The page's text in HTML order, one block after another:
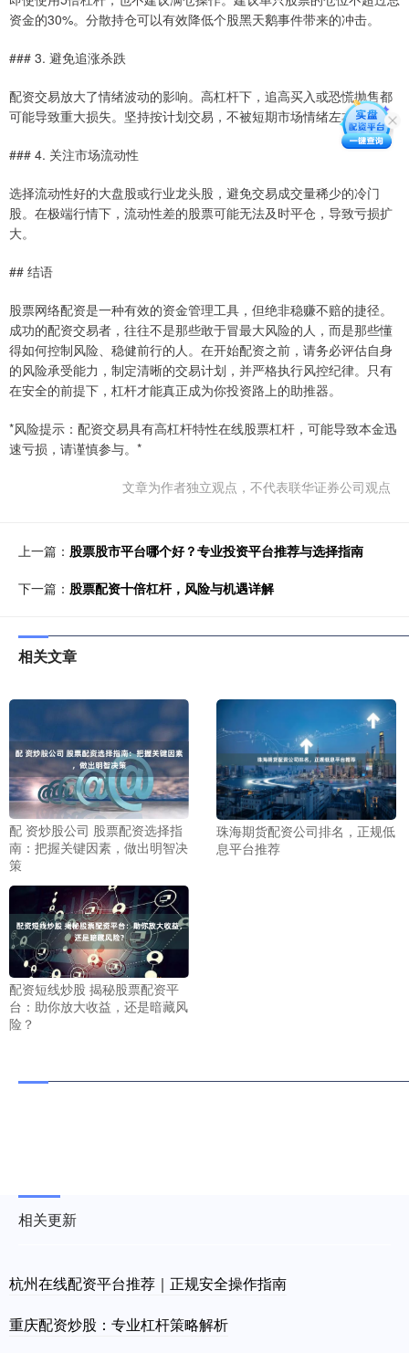
资金的30%。分散持仓可以有效降低个股黑天鹅事件带来的冲击。
### 3. 避免追涨杀跌
配资交易放大了情绪波动的影响。高杠杆下，追高买入或恐慌抛售都
可能导致重大损失。坚持按计划交易，不被短期市场情绪左右。
### 4. 关注市场流动性
选择流动性好的大盘股或行业龙头股，避免交易成交量稀少的冷门
股。在极端行情下，流动性差的股票可能无法及时平仓，导致亏损扩
大。
## 结语
股票网络配资是一种有效的资金管理工具，但绝非稳赚不赔的捷径。
成功的配资交易者，往往不是那些敢于冒最大风险的人，而是那些懂
得如何控制风险、稳健前行的人。在开始配资之前，请务必评估自身
的风险承受能力，制定清晰的交易计划，并严格执行风控纪律。只有
在安全的前提下，杠杆才能真正成为你投资路上的助推器。
*风险提示：配资交易具有高杠杆特性在线股票杠杆，可能导致本金迅
速亏损，请谨慎参与。*
文章为作者独立观点，不代表联华证券公司观点
上一篇： 股票股市平台哪个好？专业投资平台推荐与选择指南
下一篇： 股票配资十倍杠杆，风险与机遇详解
相关文章
配 资炒股公司 股票配资选择指
南：把握关键因素，做出明智决
策
珠海期货配资公司排名，正规低
息平台推荐
配资短线炒股 揭秘股票配资平
台：助你放大收益，还是暗藏风
险？
相关更新
杭州在线配资平台推荐｜正规安全操作指南
重庆配资炒股：专业杠杆策略解析